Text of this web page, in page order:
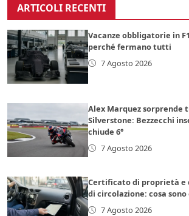
ARTICOLI RECENTI
Vacanze obbligatorie in
perché fermano tutti
7 Agosto 2026
Alex Marquez sorprende
Silverstone: Bezzecchi
chiude 6°
7 Agosto 2026
Certificato di proprietà e
di circolazione: cosa
7 Agosto 2026